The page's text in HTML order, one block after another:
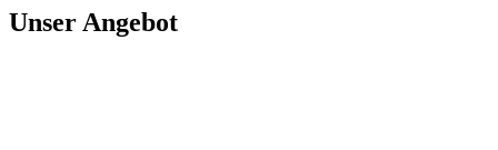
Unser Angebot